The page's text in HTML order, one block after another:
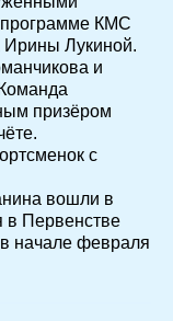
программе КМС
Ирины Лукиной.
и
призёром
с
вошли в
в Первенстве
в начале февраля